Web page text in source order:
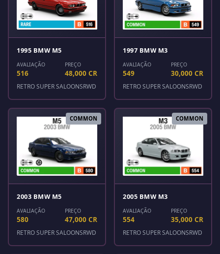
1995 BMW M5
AVALIAÇÃO
516
PREÇO
48,000 CR
RETRO SUPER SALOONSRWD
1997 BMW M3
AVALIAÇÃO
549
PREÇO
30,000 CR
RETRO SUPER SALOONSRWD
COMMON
2003 BMW M5
AVALIAÇÃO
580
PREÇO
47,000 CR
RETRO SUPER SALOONSRWD
COMMON
2005 BMW M3
AVALIAÇÃO
554
PREÇO
35,000 CR
RETRO SUPER SALOONSRWD